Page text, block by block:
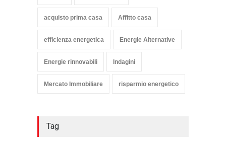
acquisto prima casa Affitto casa
efficienza energetica Energie Alternative
Energie rinnovabili Indagini
Mercato Immobiliare risparmio energetico
Tag